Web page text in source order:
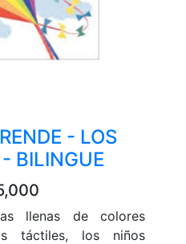
- LOS
BILINGUE
llenas de colores
táctiles, los niños